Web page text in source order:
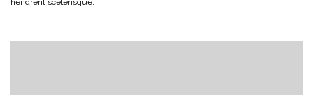
hendrerit scelerisque.